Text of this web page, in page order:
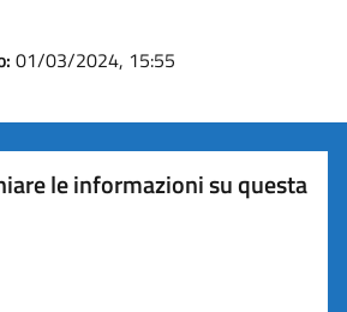
01/03/2024, 15:55
le informazioni su questa